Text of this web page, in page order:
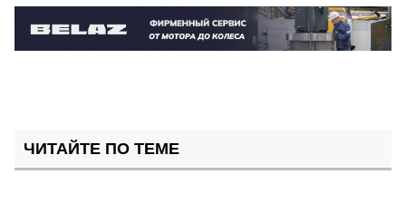
ЧИТАЙТЕ ПО ТЕМЕ